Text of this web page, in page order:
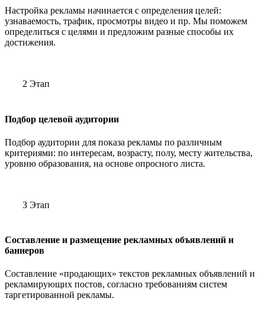
Настройка рекламы начинается с определения целей:
узнаваемость, трафик, просмотры видео и пр. Мы поможем
определиться с целями и предложим разные способы их
достижения.
2 Этап
Подбор целевой аудитории
Подбор аудитории для показа рекламы по различным
критериями: по интересам, возрасту, полу, месту жительства,
уровню образования, на основе опросного листа.
3 Этап
Составление и размещение рекламных объявлений и
баннеров
Составление «продающих» текстов рекламных объявлений и
рекламирующих постов, согласно требованиям систем
таргетированной рекламы.